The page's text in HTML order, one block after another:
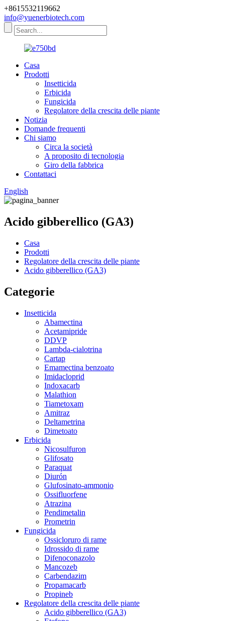
+8615532119662
info@yuenerbiotech.com
Casa
Prodotti
Insetticida
Erbicida
Fungicida
Regolatore della crescita delle piante
Notizia
Domande frequenti
Chi siamo
Circa la società
A proposito di tecnologia
Giro della fabbrica
Contattaci
English
Acido gibberellico (GA3)
Casa
Prodotti
Regolatore della crescita delle piante
Acido gibberellico (GA3)
Categorie
Insetticida
Abamectina
Acetamipride
DDVP
Lambda-cialotrina
Cartap
Emamectina benzoato
Imidacloprid
Indoxacarb
Malathion
Tiametoxam
Amitraz
Deltametrina
Dimetoato
Erbicida
Nicosulfuron
Glifosato
Paraquat
Diurón
Glufosinato-ammonio
Ossifluorfene
Atrazina
Pendimetalin
Prometrin
Fungicida
Ossicloruro di rame
Idrossido di rame
Difenoconazolo
Mancozeb
Carbendazim
Propamacarb
Propineb
Regolatore della crescita delle piante
Acido gibberellico (GA3)